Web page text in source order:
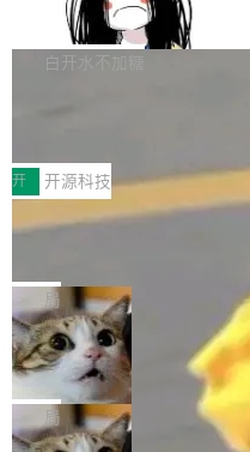
维基百科的替代方案。
热门页面还是低关注度页面，
erceptor…五六步之后才能看
本。 Solon 换了个方式。整个
支持 UPDATE、MERGE
erg V3
Apache Doris 4.1 要补齐的，
半。在已有查询能力的基础上
常维护操作，并完整支持
白开水不加糖
村国家自主创新示范区会议中
由中关村智联软件服务业质量
“智构可信·质创未来——AI原生
式”为主题，直面AI从实验室
的核心质量命题。会上，《
工具选型手册》发布，Testin
nt智能测试系统入选AI测试领
O而言，这提示了一个转变：
工具升级为企业的质量基础设
现实 过去两年，CIO们的焦虑
开 开源科技
让非法状态不可表示：一篇
有一种东西，一旦用过就回不
eev 管它叫"软件设计的基石"
鲜——代数数据类型（ADT）
（sum type）。但他说清楚了
型系统的学术体操，是日常编
章从一个简单的例子切入。一
设置，如果用布尔值 + 可空
局
Cloudflare 开源内部企业 AI
dflare OS
Cloudflare 发布了一个开源项
S。如果你只看官方博客，你
个"AI 知识库 + 聊天机器人
局